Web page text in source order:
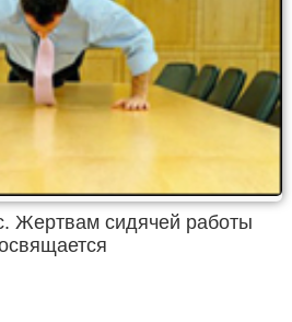
Жертвам сидячей работы